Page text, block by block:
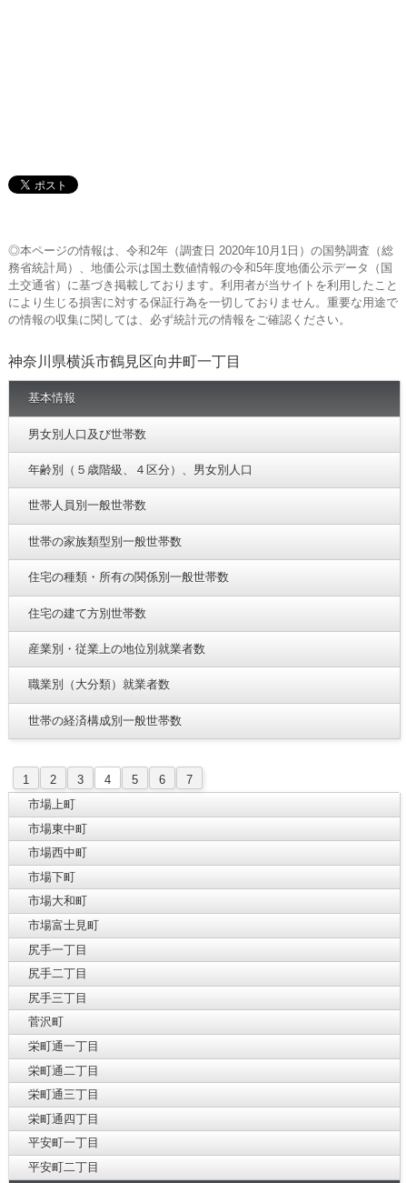
◎本ページの情報は、令和2年（調査日 2020年10月1日）の国勢調査（総
務省統計局）、地価公示は国土数値情報の令和5年度地価公示データ（国
土交通省）に基づき掲載しております。利用者が当サイトを利用したこと
により生じる損害に対する保証行為を一切しておりません。重要な用途で
の情報の収集に関しては、必ず統計元の情報をご確認ください。
神奈川県横浜市鶴見区向井町一丁目
基本情報
男女別人口及び世帯数
年齢別（５歳階級、４区分）、男女別人口
世帯人員別一般世帯数
世帯の家族類型別一般世帯数
住宅の種類・所有の関係別一般世帯数
住宅の建て方別世帯数
産業別・従業上の地位別就業者数
職業別（大分類）就業者数
世帯の経済構成別一般世帯数
1 2 3 4 5 6
7
市場上町
市場東中町
市場西中町
市場下町
市場大和町
市場富士見町
尻手一丁目
尻手二丁目
尻手三丁目
菅沢町
栄町通一丁目
栄町通二丁目
栄町通三丁目
栄町通四丁目
平安町一丁目
平安町二丁目